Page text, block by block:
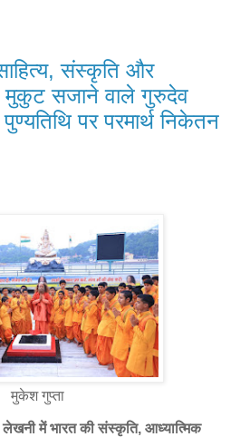
संस्कृति और
मुकुट सजाने वाले गुरुदेव
पर परमार्थ निकेतन
मुकेश गुप्ता
लेखनी में भारत की संस्कृति, आध्यात्मिक